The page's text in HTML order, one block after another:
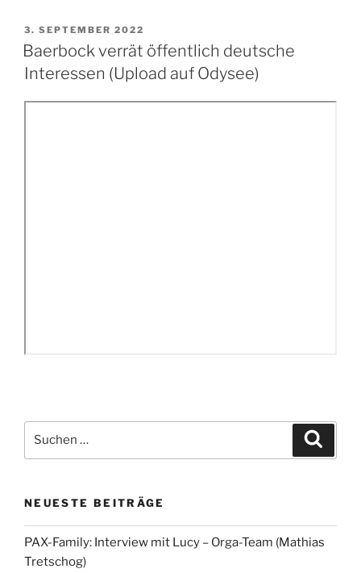
VERÖFFENTLICHT
AM
3. SEPTEMBER 2022
Baerbock verrät öffentlich deutsche
Interessen (Upload auf Odysee)
nach:
NEUESTE BEITRÄGE
PAX-Family: Interview mit Lucy – Orga-Team (Mathias
Tretschog)